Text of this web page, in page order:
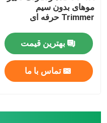
موهای بدون سیم
Trimmer حرفه ای
بهترین قیمت
تماس با ما